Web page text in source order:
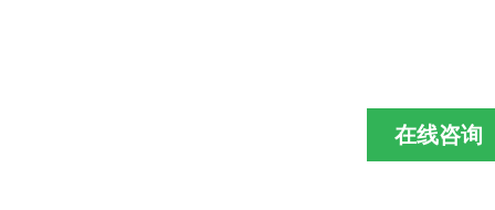
在线咨询